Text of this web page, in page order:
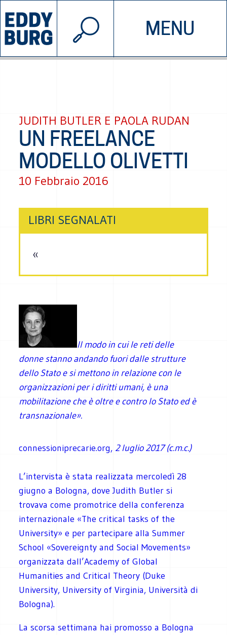
MENU
INIZIATIVE CHI SIAMO
© 2026 EDDYBURG
JUDITH BUTLER E PAOLA RUDAN
UN FREELANCE
MODELLO OLIVETTI
10 Febbraio 2016
LIBRI SEGNALATI
«
Il modo in cui le reti delle
donne stanno andando fuori dalle strutture
dello Stato e si mettono in relazione con le
organizzazioni per i diritti umani, è una
mobilitazione che è oltre e contro lo Stato ed è
transnazionale».
connessioniprecarie.org, 2 luglio 2017 (c.m.c.)
L’intervista è stata realizzata mercoledì 28
giugno a Bologna, dove Judith Butler si
trovava come promotrice della conferenza
internazionale «The critical tasks of the
University» e per partecipare alla Summer
School «Sovereignty and Social Movements»
organizzata dall’Academy of Global
Humanities and Critical Theory (Duke
University, University of Virginia, Università di
Bologna).
La scorsa settimana hai promosso a Bologna